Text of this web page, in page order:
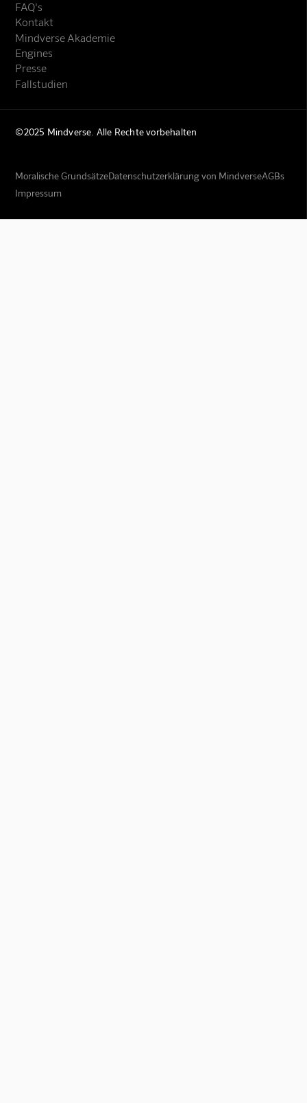
FAQ's
Kontakt
Mindverse Akademie
Engines
Presse
Fallstudien
©2025 Mindverse. Alle Rechte vorbehalten
Moralische GrundsätzeDatenschutzerklärung von MindverseAGBs
Impressum